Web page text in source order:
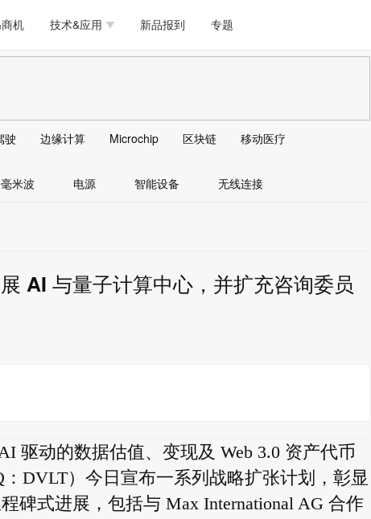
工智能 安防监控
物联网 模拟技术/信号链
机 技术&应用
安全 可穿戴
AI/人工智能
新品报到 专题
件/工具 医疗电子
联网 模拟技术/信号链
边缘计算
存储 无线连接 LED
DLP AI/人工智能 传感器技术
AR/VR/图像/3D 电源技术/信号链 接口
驶 边缘计算 Microchip 区块链 移动医疗
毫米波 电源 智能设备 无线连接
AI 与量子计算中心，并扩充咨询委员
驱动的数据估值、变现及 Web 3.0 资产代币
DVLT）今日宣布一系列战略扩张计划，彰显
碑式进展，包括与 Max International AG 合作